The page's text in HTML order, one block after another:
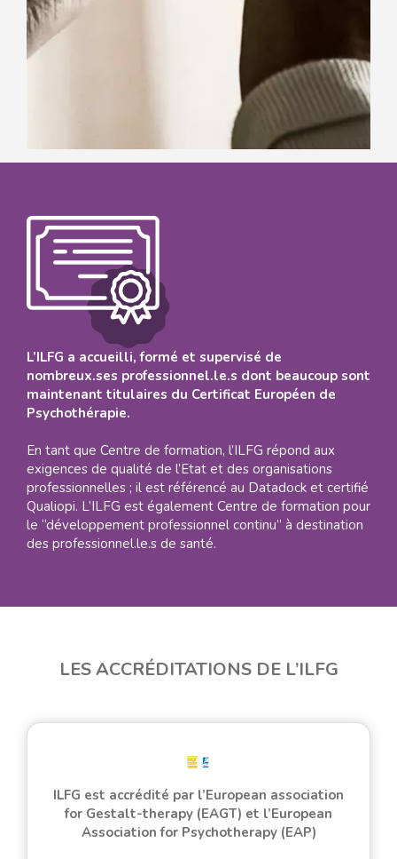
L’ILFG a accueilli, formé et supervisé de
nombreux.ses professionnel.le.s dont beaucoup sont
maintenant titulaires du Certificat Européen de
Psychothérapie.
En tant que Centre de formation, l’ILFG répond aux
exigences de qualité de l’Etat et des organisations
professionnelles ; il est référencé au Datadock et certifié
Qualiopi. L’ILFG est également Centre de formation pour
le “développement professionnel continu” à destination
des professionnel.le.s de santé.
LES ACCRÉDITATIONS DE L’ILFG
ILFG est accrédité par l’European association
for Gestalt-therapy (EAGT) et l’European
Association for Psychotherapy (EAP)